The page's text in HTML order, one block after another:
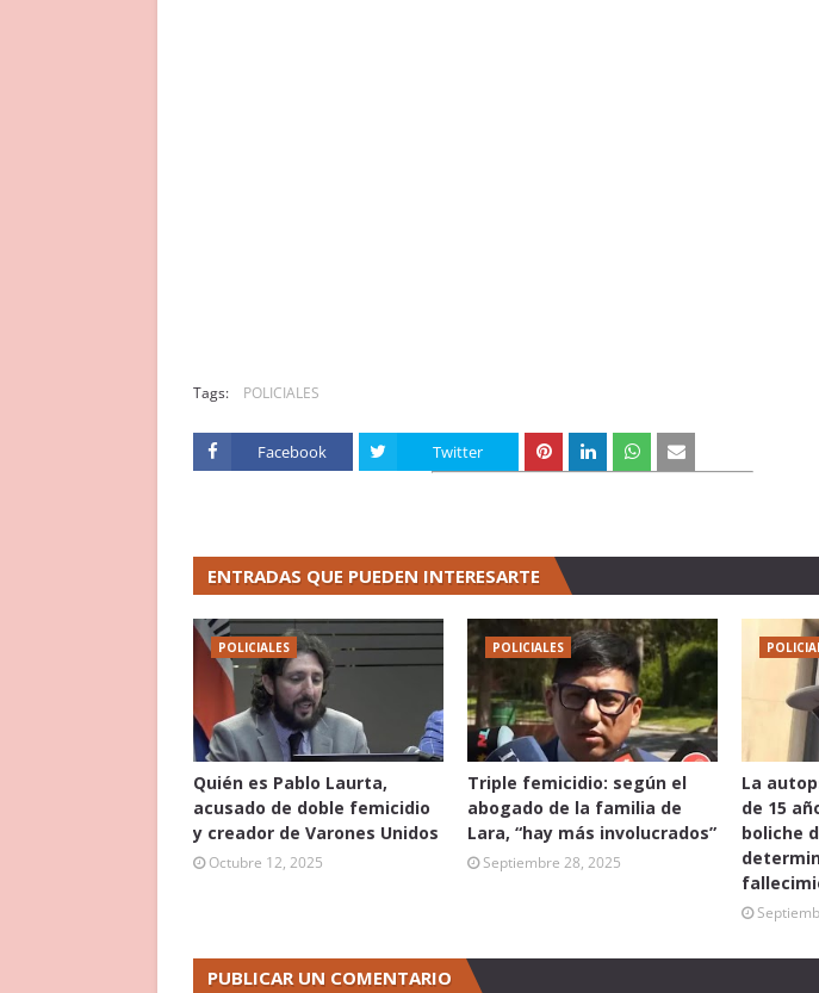
Tags: POLICIALES
Facebook Twitter
ENTRADAS QUE PUEDEN INTERESARTE
POLICIALES
Quién es Pablo Laurta,
acusado de doble femicidio
y creador de Varones Unidos
Octubre 12, 2025
POLICIALES
Triple femicidio: según el
abogado de la familia de
Lara, “hay más involucrados”
Septiembre 28, 2025
La
de 15
boliche
PUBLICAR UN COMENTARIO